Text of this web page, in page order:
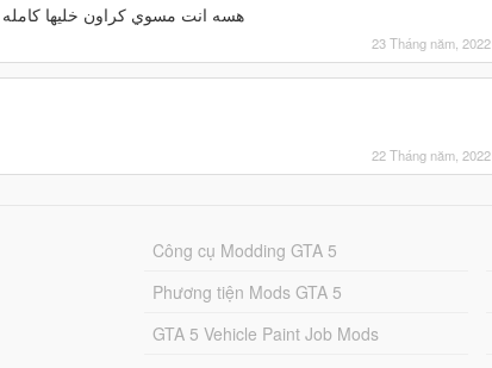
هسه انت مسوي كراون خليها
23 Tháng năm, 2022
22 Tháng năm, 2022
Công cụ Modding GTA 5
Phương tiện Mods GTA 5
GTA 5 Vehicle Paint Job Mods